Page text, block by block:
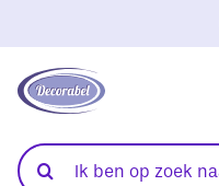
naar
inhoud
Folies
Zoeken